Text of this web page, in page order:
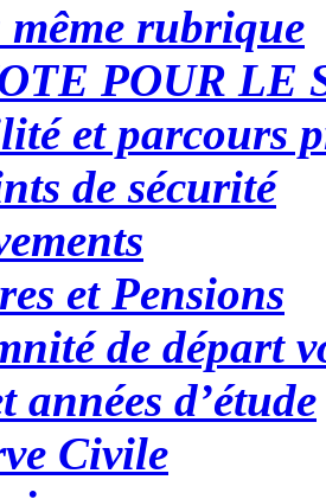
rubrique
POUR LE
et parcours
de sécurité
et Pensions
de départ
années d’étude
Civile